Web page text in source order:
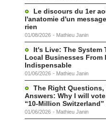
Le discours du 1er
l'anatomie d'un
rien
01/08/2026 - Mathieu Janin
It's Live: The System
Local Businesses From
Indispensable
01/06/2026 - Mathieu Janin
The Right Questions,
Answers: Why I will
“10-Million
01/06/2026 - Mathieu Janin